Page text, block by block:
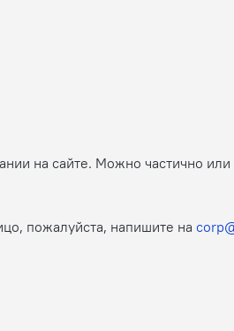
на сайте. Можно частично
пожалуйста, напишите на